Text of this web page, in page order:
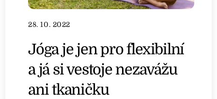
28. 10. 2022
Jóga je jen pro flexibilní
a já si vestoje nezavážu
ani tkaničku